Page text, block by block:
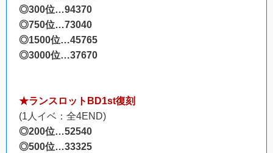
◎300位…94370
◎750位…73040
◎1500位…45765
◎3000位…37670
★ランスロットBD1st復刻
(1人イベ：全4END)
◎200位…52540
◎500位…33325